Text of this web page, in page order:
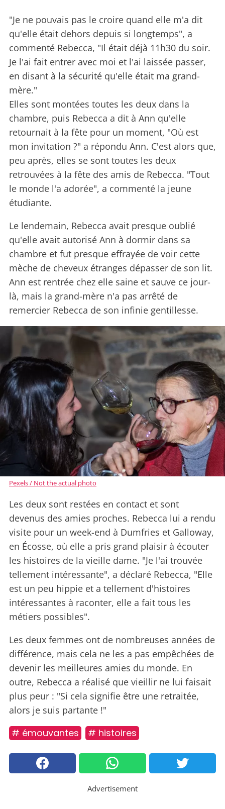
"Je ne pouvais pas le croire quand elle m'a dit
qu'elle était dehors depuis si longtemps", a
commenté Rebecca, "Il était déjà 11h30 du soir.
Je l'ai fait entrer avec moi et l'ai laissée passer,
en disant à la sécurité qu'elle était ma grand-
mère."
Elles sont montées toutes les deux dans la
chambre, puis Rebecca a dit à Ann qu'elle
retournait à la fête pour un moment, "Où est
mon invitation ?" a répondu Ann. C'est alors que,
peu après, elles se sont toutes les deux
retrouvées à la fête des amis de Rebecca. "Tout
le monde l'a adorée", a commenté la jeune
étudiante.
Le lendemain, Rebecca avait presque oublié
qu'elle avait autorisé Ann à dormir dans sa
chambre et fut presque effrayée de voir cette
mèche de cheveux étranges dépasser de son lit.
Ann est rentrée chez elle saine et sauve ce jour-
là, mais la grand-mère n'a pas arrêté de
remercier Rebecca de son infinie gentillesse.
Pexels / Not the actual photo
Les deux sont restées en contact et sont
devenus des amies proches. Rebecca lui a rendu
visite pour un week-end à Dumfries et Galloway,
en Écosse, où elle a pris grand plaisir à écouter
les histoires de la vieille dame. "Je l'ai trouvée
tellement intéressante", a déclaré Rebecca, "Elle
est un peu hippie et a tellement d'histoires
intéressantes à raconter, elle a fait tous les
métiers possibles".
Les deux femmes ont de nombreuses années de
différence, mais cela ne les a pas empêchées de
devenir les meilleures amies du monde. En
outre, Rebecca a réalisé que vieillir ne lui faisait
plus peur : "Si cela signifie être une retraitée,
alors je suis partante !"
# émouvantes # histoires
Advertisement